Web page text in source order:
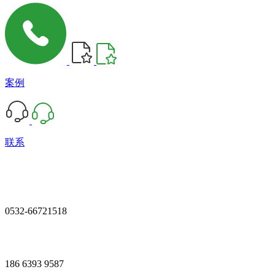
案例
联系
0532-66721518
186 6393 9587